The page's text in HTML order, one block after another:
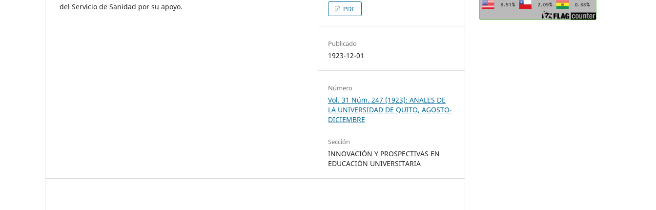
del Servicio de Sanidad por su apoyo.
PDF
Publicado
1923-12-01
Número
Vol. 31 Núm. 247 (1923): ANALES DE
LA UNIVERSIDAD DE QUITO, AGOSTO-
DICIEMBRE
Sección
INNOVACIÓN Y PROSPECTIVAS EN
EDUCACIÓN UNIVERSITARIA